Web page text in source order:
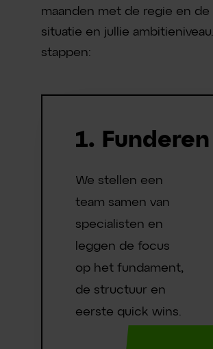
J1
3. In-house team
Per kwartaal:
maanden met de regie en
situatie en jullie
stappen:
1. Funderen
We stellen een
team samen van
specialisten en
leggen de focus
op het fundament,
de structuur en
eerste quick wins.